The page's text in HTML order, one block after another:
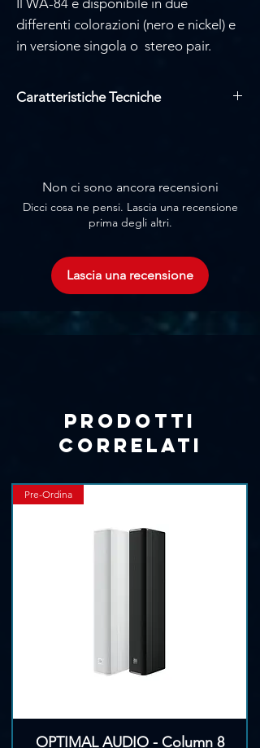
differenti colorazioni (nero e nickel) e
in versione singola o stereo pair.
Caratteristiche Tecniche
Livello di pressione sonora: 123/133
dB a 1 kHz, 0,5% thd, 0/-10 dB
Risposta in frequenza: 20 - 20000 Hz
Trasformatore CineMag
Peso: 122 gr
Colore: nero
Non ci sono ancora recensioni
Dicci cosa ne pensi. Lascia una recensione
prima degli altri.
Lascia una recensione
Prodotti
correlati
Pre-Ordina
OPTIMAL AUDIO - Column 8